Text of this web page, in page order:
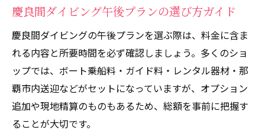
慶良間ダイビング午後プランの選び方ガイド
慶良間ダイビングの午後プランを選ぶ際は、料金に含ま
れる内容と所要時間を必ず確認しましょう。多くのショ
ップでは、ボート乗船料・ガイド料・レンタル器材・那
覇市内送迎などがセットになっていますが、オプション
追加や現地精算のものもあるため、総額を事前に把握す
ることが大切です。